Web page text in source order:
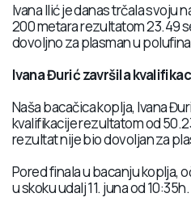
Ivana Ilić je danas trčala svoju
200 metara rezultatom 23.49
dovoljno za plasman u
Ivana Đurić završila
Naša bacačica koplja, Ivana
kvalifikacije rezultatom od
rezultat nije bio dovoljan za
Pored finala u bacanju koplja,
u skoku udalj 11. juna od 10:35h.